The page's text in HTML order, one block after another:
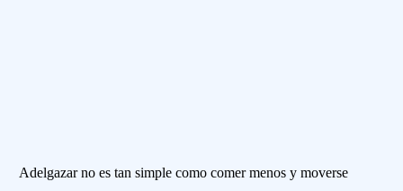
Adelgazar no es tan simple como comer menos y moverse